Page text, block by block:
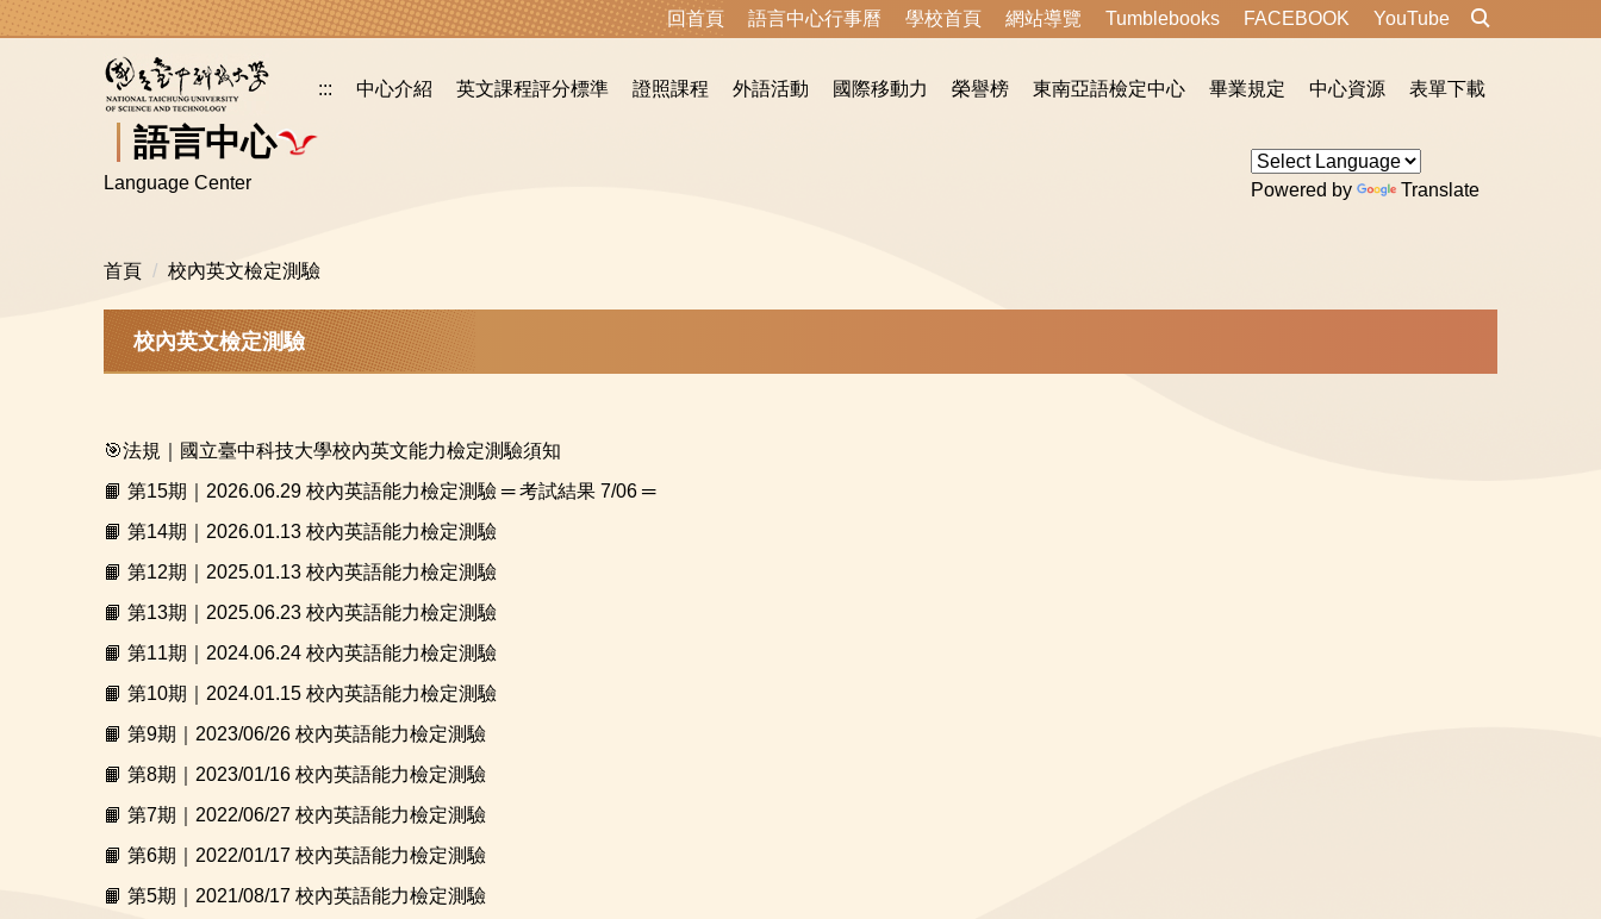
跳
語言中心
Language Center
回首頁 語言中心行事曆 學校首頁 網站導覽 Tumblebooks FACEBOOK YouTube
Powered by Translate
::: 中心介紹 英文課程評分標準 證照課程 外語活動 國際移動力 榮譽榜 東南亞語檢定中心 畢業規定 中心資源 表單下載
首頁 校內英文檢定測驗
校內英文檢定測驗
🎯法規｜國立臺中科技大學校內英文能力檢定測驗須知
📙 第15期｜2026.06.29 校內英語能力檢定測驗 ═ 考試結果 7/06 ═
📙 第14期｜2026.01.13 校內英語能力檢定測驗
📙 第12期｜2025.01.13 校內英語能力檢定測驗
📙 第13期｜2025.06.23 校內英語能力檢定測驗
📙 第11期｜2024.06.24 校內英語能力檢定測驗
📙 第10期｜2024.01.15 校內英語能力檢定測驗
📙 第9期｜2023/06/26 校內英語能力檢定測驗
📙 第8期｜2023/01/16 校內英語能力檢定測驗
📙 第7期｜2022/06/27 校內英語能力檢定測驗
📙 第6期｜2022/01/17 校內英語能力檢定測驗
📙 第5期｜2021/08/17 校內英語能力檢定測驗